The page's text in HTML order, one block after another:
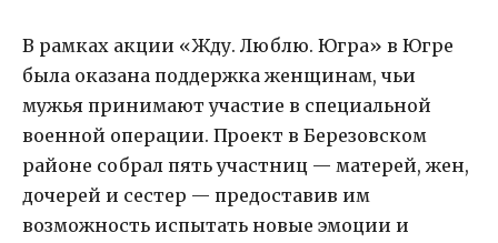
В рамках акции «Жду. Люблю. Югра» в Югре
была оказана поддержка женщинам, чьи
мужья принимают участие в специальной
военной операции. Проект в Березовском
районе собрал пять участниц — матерей, жен,
дочерей и сестер — предоставив им
возможность испытать новые эмоции и